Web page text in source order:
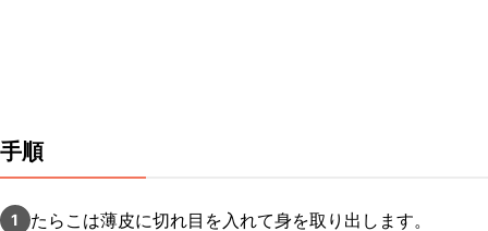
手順
1 たらこは薄皮に切れ目を入れて身を取り出します。